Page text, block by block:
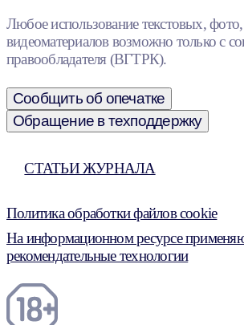
Любое использование текстовых,
видеоматериалов возможно только с
правообладателя (ВГТРК).
Сообщить об опечатке
Обращение в техподдержку
СТАТЬИ ЖУРНАЛА
Политика обработки файлов cookie
На информационном ресурсе
рекомендательные технологии